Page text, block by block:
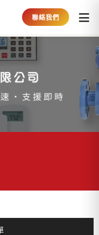
聯絡我們